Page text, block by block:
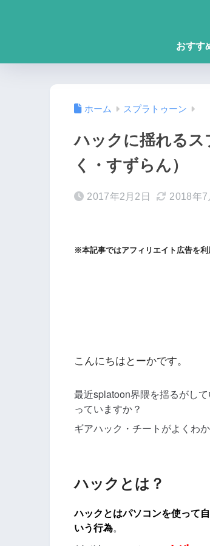
おすす
ホーム スプラトゥーン
ハックに揺れるス
く・すずらん）
2017年2月2日 2018年7
※本記事ではアフィリエイト広告を利
こんにちはとーかです。
最近splatoon界隈を揺るがして
っていますか？
ギアハック・チートがよくわ
ハックとは？
ハックとはパソコンを使って
いう行為。